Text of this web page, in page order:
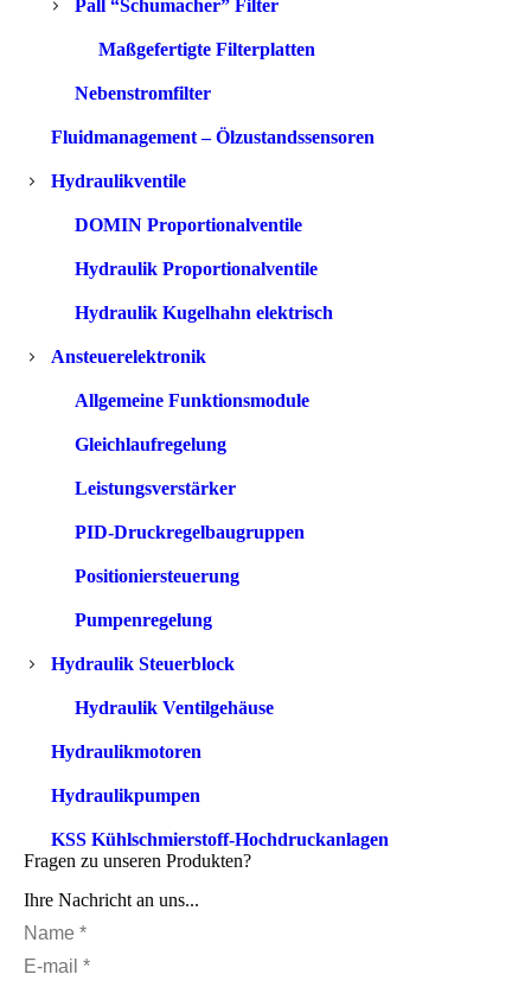
Pall “Schumacher” Filter
Maßgefertigte Filterplatten
Nebenstromfilter
Fluidmanagement – Ölzustandssensoren
Hydraulikventile
DOMIN Proportionalventile
Hydraulik Proportionalventile
Hydraulik Kugelhahn elektrisch
Ansteuerelektronik
Allgemeine Funktionsmodule
Gleichlaufregelung
Leistungsverstärker
PID-Druckregelbaugruppen
Positioniersteuerung
Pumpenregelung
Hydraulik Steuerblock
Hydraulik Ventilgehäuse
Hydraulikmotoren
Hydraulikpumpen
KSS Kühlschmierstoff-Hochdruckanlagen
Fragen zu unseren Produkten?
Ihre Nachricht an uns...
Name *
E-mail *